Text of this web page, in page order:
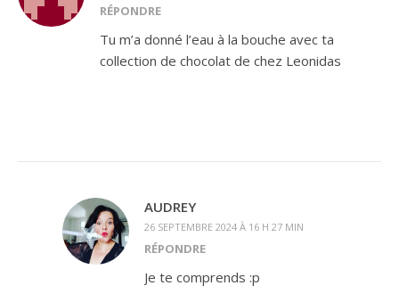
RÉPONDRE
Tu m’a donné l’eau à la bouche avec ta
collection de chocolat de chez Leonidas
AUDREY
26 SEPTEMBRE 2024 À 16 H 27 MIN
RÉPONDRE
Je te comprends :p